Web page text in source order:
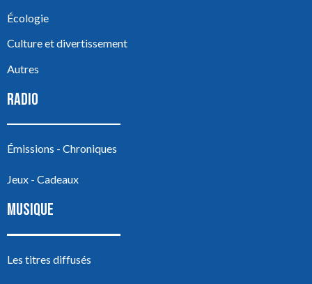
Écologie
Culture et divertissement
Autres
RADIO
Émissions - Chroniques
Jeux - Cadeaux
MUSIQUE
Les titres diffusés